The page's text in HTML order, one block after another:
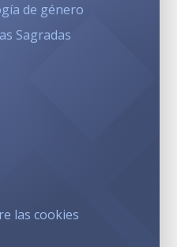
de género
Sagradas
las cookies